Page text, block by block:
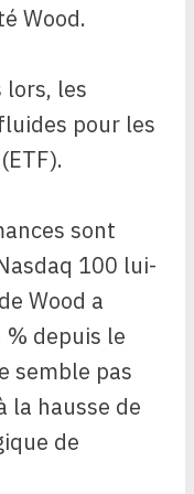
Wood.
lors, les
pour les
sont
100 lui-
Wood a
depuis le
semble pas
la hausse de
de